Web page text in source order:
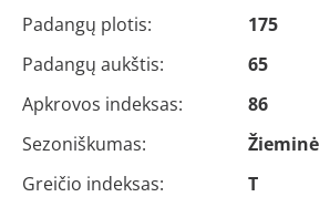
Padangų plotis:
175
Padangų aukštis:
65
Apkrovos indeksas:
86
Sezoniškumas:
Žieminė
Greičio indeksas:
T